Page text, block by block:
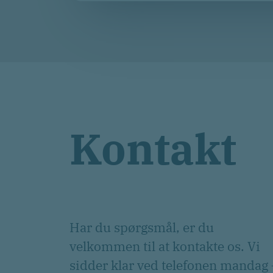
Kontakt
Har du spørgsmål, er du
velkommen til at kontakte os. Vi
sidder klar ved telefonen mandag